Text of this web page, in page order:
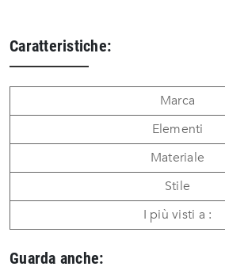
Caratteristiche:
Marca
Elementi
Materiale
Stile
I più visti a :
Guarda anche: